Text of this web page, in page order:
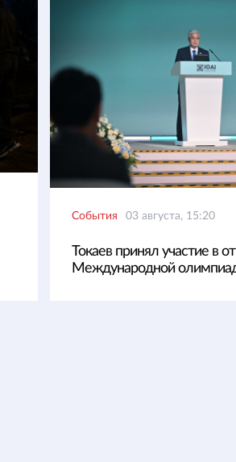
События 03 августа, 15:20
Токаев принял участие в
Международной